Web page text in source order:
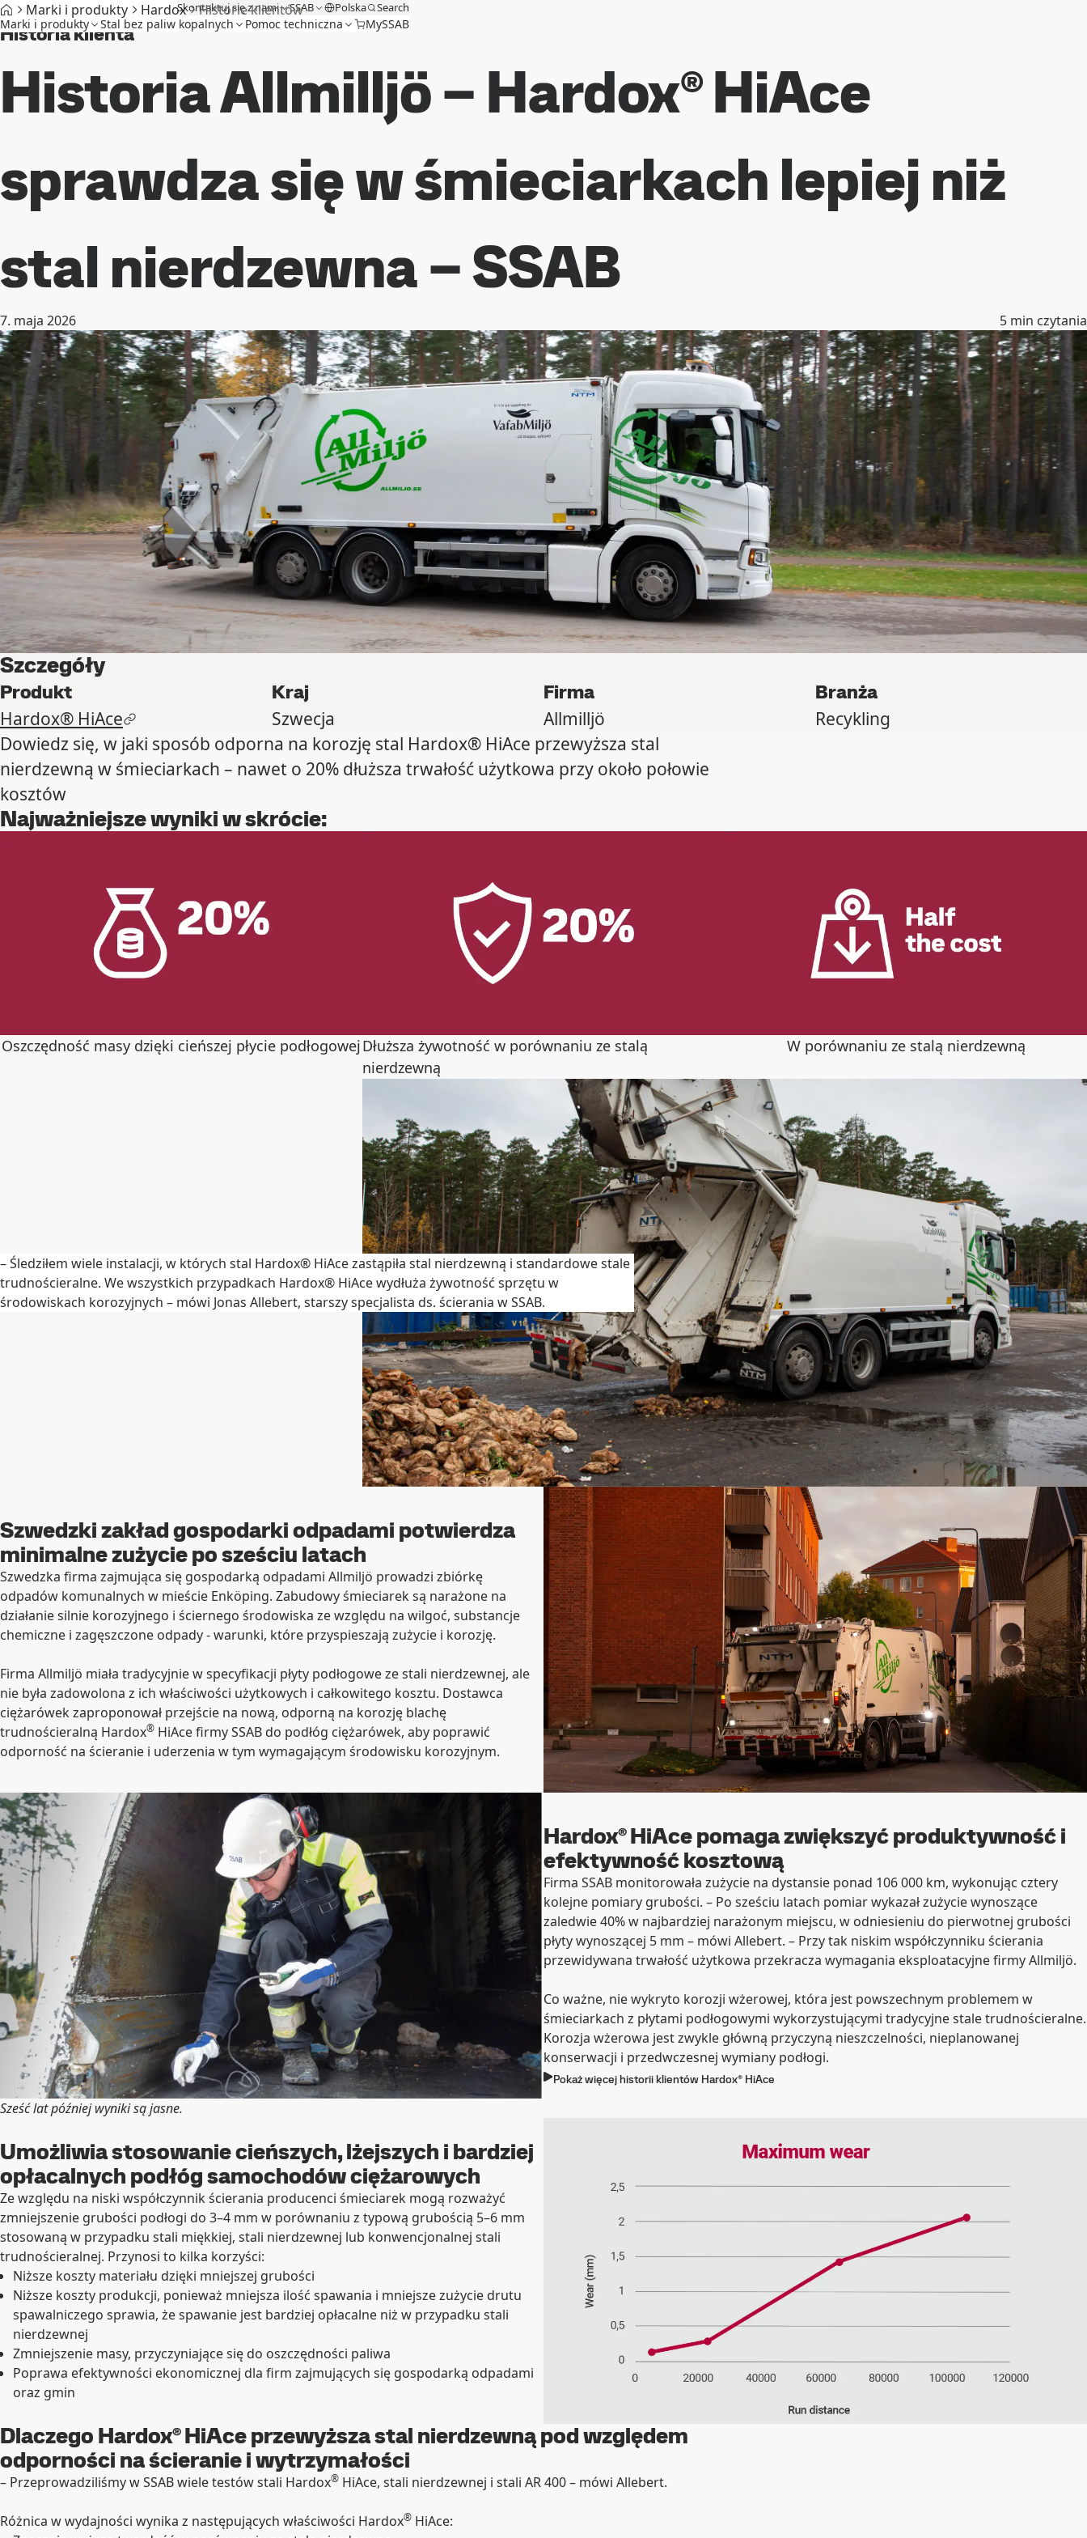
Skontaktuj się z nami SSAB Polska Search
Marki i produkty Stal bez paliw kopalnych Pomoc techniczna MySSAB
Marki i produkty Hardox Historie klientów
Historia klienta
Historia Allmilljö – Hardox® HiAce
sprawdza się w śmieciarkach lepiej niż
stal nierdzewna – SSAB
7. maja 2026 5 min czytania
Szczegóły
Produkt
Hardox® HiAce
Kraj
Szwecja
Firma
Allmilljö
Branża
Recykling
Dowiedz się, w jaki sposób odporna na korozję stal Hardox® HiAce przewyższa stal
nierdzewną w śmieciarkach – nawet o 20% dłuższa trwałość użytkowa przy około połowie
kosztów
Najważniejsze wyniki w skrócie:
Oszczędność masy dzięki cieńszej płycie podłogowejDłuższa żywotność w porównaniu ze stalą
nierdzewną
W porównaniu ze stalą nierdzewną
– Śledziłem wiele instalacji, w których stal Hardox® HiAce zastąpiła stal nierdzewną i standardowe stale
trudnościeralne. We wszystkich przypadkach Hardox® HiAce wydłuża żywotność sprzętu w
środowiskach korozyjnych – mówi Jonas Allebert, starszy specjalista ds. ścierania w SSAB.
Szwedzki zakład gospodarki odpadami potwierdza
minimalne zużycie po sześciu latach
Szwedzka firma zajmująca się gospodarką odpadami Allmiljö prowadzi zbiórkę
odpadów komunalnych w mieście Enköping. Zabudowy śmieciarek są narażone na
działanie silnie korozyjnego i ściernego środowiska ze względu na wilgoć, substancje
chemiczne i zagęszczone odpady - warunki, które przyspieszają zużycie i korozję.
Firma Allmiljö miała tradycyjnie w specyfikacji płyty podłogowe ze stali nierdzewnej, ale
nie była zadowolona z ich właściwości użytkowych i całkowitego kosztu. Dostawca
ciężarówek zaproponował przejście na nową, odporną na korozję blachę
trudnościeralną Hardox® HiAce firmy SSAB do podłóg ciężarówek, aby poprawić
odporność na ścieranie i uderzenia w tym wymagającym środowisku korozyjnym.
Sześć lat później wyniki są jasne.
Hardox® HiAce pomaga zwiększyć produktywność i
efektywność kosztową
Firma SSAB monitorowała zużycie na dystansie ponad 106 000 km, wykonując cztery
kolejne pomiary grubości. – Po sześciu latach pomiar wykazał zużycie wynoszące
zaledwie 40% w najbardziej narażonym miejscu, w odniesieniu do pierwotnej grubości
płyty wynoszącej 5 mm – mówi Allebert. – Przy tak niskim współczynniku ścierania
przewidywana trwałość użytkowa przekracza wymagania eksploatacyjne firmy Allmiljö.
Co ważne, nie wykryto korozji wżerowej, która jest powszechnym problemem w
śmieciarkach z płytami podłogowymi wykorzystującymi tradycyjne stale trudnościeralne.
Korozja wżerowa jest zwykle główną przyczyną nieszczelności, nieplanowanej
konserwacji i przedwczesnej wymiany podłogi.
Pokaż więcej historii klientów Hardox® HiAce
Umożliwia stosowanie cieńszych, lżejszych i bardziej
opłacalnych podłóg samochodów ciężarowych
Ze względu na niski współczynnik ścierania producenci śmieciarek mogą rozważyć
zmniejszenie grubości podłogi do 3–4 mm w porównaniu z typową grubością 5–6 mm
stosowaną w przypadku stali miękkiej, stali nierdzewnej lub konwencjonalnej stali
trudnościeralnej. Przynosi to kilka korzyści:
Niższe koszty materiału dzięki mniejszej grubości
Niższe koszty produkcji, ponieważ mniejsza ilość spawania i mniejsze zużycie drutu
spawalniczego sprawia, że spawanie jest bardziej opłacalne niż w przypadku stali
nierdzewnej
Zmniejszenie masy, przyczyniające się do oszczędności paliwa
Poprawa efektywności ekonomicznej dla firm zajmujących się gospodarką odpadami
oraz gmin
Dlaczego Hardox® HiAce przewyższa stal nierdzewną pod względem
odporności na ścieranie i wytrzymałości
– Przeprowadziliśmy w SSAB wiele testów stali Hardox® HiAce, stali nierdzewnej i stali AR 400 – mówi Allebert.
Różnica w wydajności wynika z następujących właściwości Hardox® HiAce: